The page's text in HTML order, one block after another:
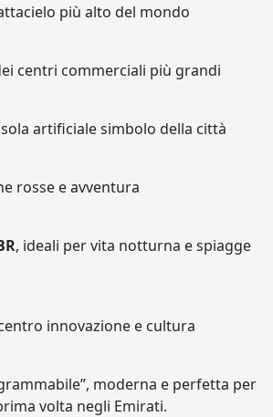
più alto del mondo
centri commerciali più grandi
artificiale simbolo della città
rosse e avventura
, ideali per vita notturna e spiagge
innovazione e cultura
moderna e perfetta per
volta negli Emirati.